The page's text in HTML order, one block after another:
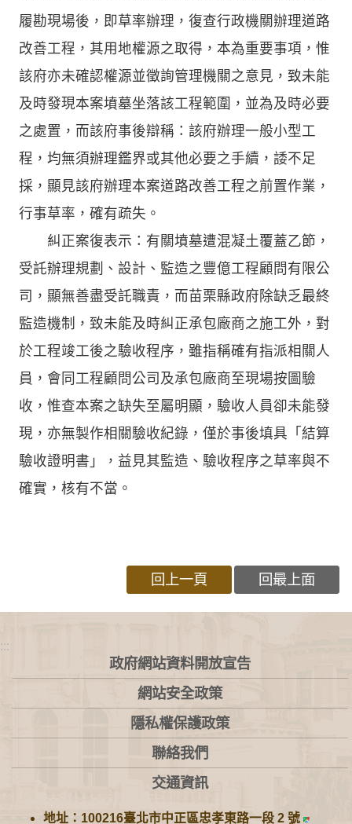
履勘現場後，即草率辦理，復查行政機關辦理道路
改善工程，其用地權源之取得，本為重要事項，惟
該府亦未確認權源並徵詢管理機關之意見，致未能
及時發現本案墳墓坐落該工程範圍，並為及時必要
之處置，而該府事後辯稱：該府辦理一般小型工
程，均無須辦理鑑界或其他必要之手續，諉不足
採，顯見該府辦理本案道路改善工程之前置作業，
行事草率，確有疏失。
糾正案復表示：有關墳墓遭混凝土覆蓋乙節，
受託辦理規劃、設計、監造之豐億工程顧問有限公
司，顯無善盡受託職責，而苗栗縣政府除缺乏最終
監造機制，致未能及時糾正承包廠商之施工外，對
於工程竣工後之驗收程序，雖指稱確有指派相關人
員，會同工程顧問公司及承包廠商至現場按圖驗
收，惟查本案之缺失至屬明顯，驗收人員卻未能發
現，亦無製作相關驗收紀錄，僅於事後填具「結算
驗收證明書」，益見其監造、驗收程序之草率與不
確實，核有不當。
回上一頁 回最上面
:::
政府網站資料開放宣告
網站安全政策
隱私權保護政策
聯絡我們
交通資訊
地址：100216臺北市中正區忠孝東路一段 2 號